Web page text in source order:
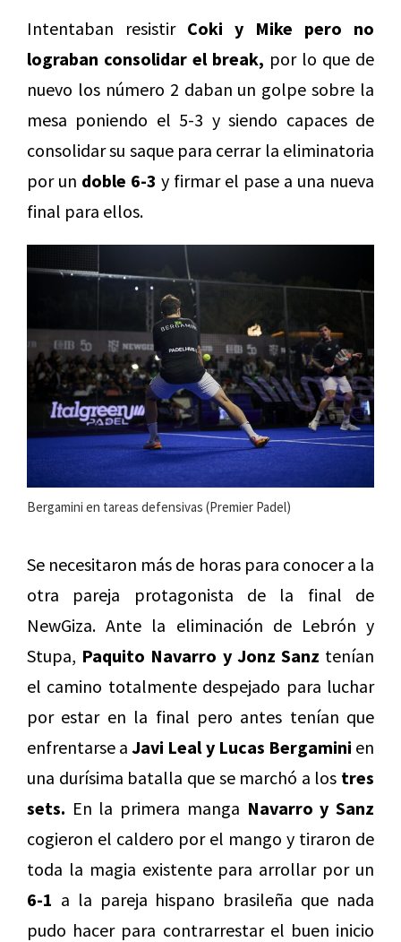
Intentaban resistir Coki y Mike pero no
lograban consolidar el break, por lo que de
nuevo los número 2 daban un golpe sobre la
mesa poniendo el 5-3 y siendo capaces de
consolidar su saque para cerrar la eliminatoria
por un doble 6-3 y firmar el pase a una nueva
final para ellos.
Bergamini en tareas defensivas (Premier Padel)
Se necesitaron más de horas para conocer a la
otra pareja protagonista de la final de
NewGiza. Ante la eliminación de Lebrón y
Stupa, Paquito Navarro y Jonz Sanz tenían
el camino totalmente despejado para luchar
por estar en la final pero antes tenían que
enfrentarse aJavi Leal y Lucas Bergamini en
una durísima batalla que se marchó a los tres
sets. En la primera manga Navarro y Sanz
cogieron el caldero por el mango y tiraron de
toda la magia existente para arrollar por un
6-1 a la pareja hispano brasileña que nada
pudo hacer para contrarrestar el buen inicio